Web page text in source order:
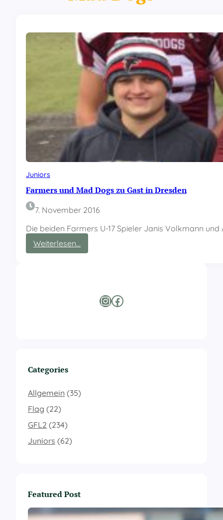
Juniors
Farmers und Mad Dogs zu Gast in Dresden
7. November 2016
Die beiden Farmers U-17 Spieler Janis Volkmann
Weiterlesen…
F
o
n
r
InstagramFacebook
Categories
Allgemein (35)
Flag (22)
GFL2 (234)
Juniors (62)
Featured Post